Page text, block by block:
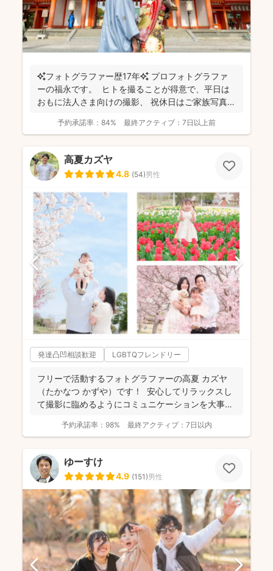
✨フォトグラファー歴17年✨ プロフォトグラファ
ーの福永です。 ヒトを撮ることが得意で、平日は
おもに法人さま向けの撮影、 祝休日はご家族写真や
予約承諾率： 84% 最終アクティブ： 7日以上前
高夏カズヤ
4.8 (54)男性
発達凸凹相談歓迎 LGBTQフレンドリー
フリーで活動するフォトグラファーの高夏 カズヤ
（たかなつ かずや）です！ 安心してリラックスし
て撮影に臨めるようにコミュニケーションを大事に
予約承諾率： 98% 最終アクティブ： 7日以内
ゆーすけ
4.9 (151)男性